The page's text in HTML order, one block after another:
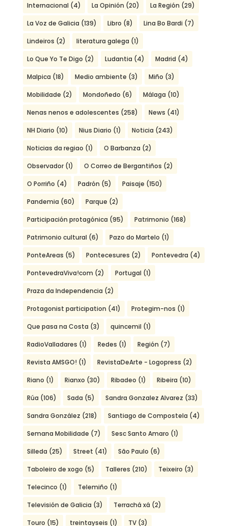
Internacional (4) La Opinión (20) La Región (29)
La Voz de Galicia (139) Libro (8) Lina Bo Bardi (7)
Lindeiros (2) literatura galega (1)
Lo Que Yo Te Digo (2) Ludantia (4) Madrid (4)
Malpica (18) Medio ambiente (3) Miño (3)
Mobilidade (2) Mondoñedo (6) Málaga (10)
Nenas nenos e adolescentes (258) News (41)
NH Diario (10) Nius Diario (1) Noticia (243)
Noticias da regiao (1) O Barbanza (2)
Observador(1) O Correo de Bergantiños (2)
O Porriño (4) Padrón (5) Paisaje (150)
Pandemia (60) Parque (2)
Participación protagónica (95) Patrimonio (168)
Patrimonio cultural (6) Pazo do Martelo (1)
PonteAreas (5) Pontecesures (2) Pontevedra (4)
PontevedraViva!com (2) Portugal (1)
Praza da Independencia (2)
Protagonist participation (41) Protegim-nos (1)
Que pasa na Costa (3) quincemil (1)
RadioValladares (1) Redes (1) Región (7)
Revista AMSGO! (1) RevistaDeArte - Logopress (2)
Riano (1) Rianxo (30) Ribadeo (1) Ribeira (10)
Rúa (106) Sada (5) Sandra Gonzalez Alvarez (33)
Sandra González (218) Santiago de Compostela (4)
Semana Mobilidade (7) Sesc Santo Amaro (1)
Silleda (25) Street (41) São Paulo (6)
Taboleiro de xogo (5) Talleres (210) Teixeiro (3)
Telecinco (1) Telemiño (1)
Televisión de Galicia (3) Terrachá xá (2)
Touro (15) treintayseis (1) TV(3)